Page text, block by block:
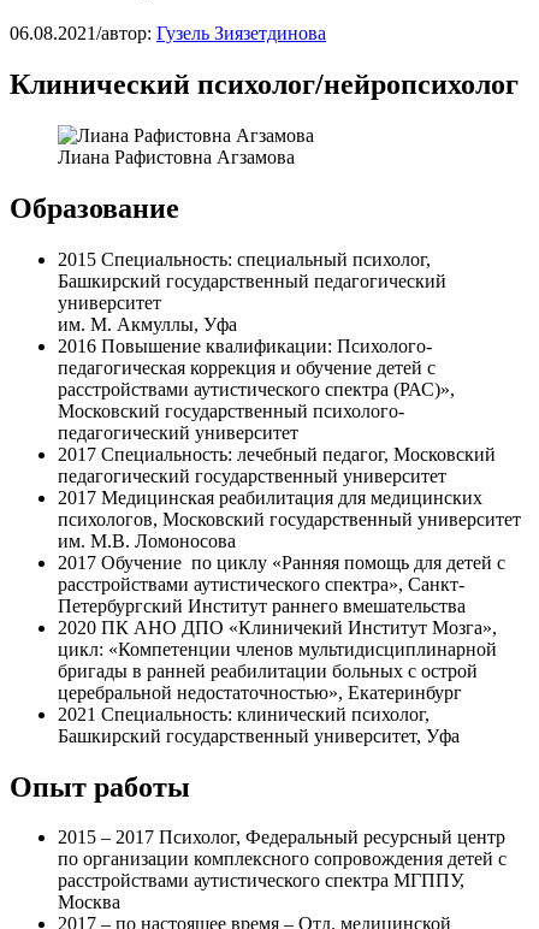
06.08.2021/автор: Гузель Зиязетдинова
Клинический психолог/нейропсихолог
Лиана Рафистовна Агзамова
Образование
2015 Специальность: специальный психолог,
Башкирский государственный педагогический
университет
им. М. Акмуллы, Уфа
2016 Повышение квалификации: Психолого-
педагогическая коррекция и обучение детей с
расстройствами аутистического спектра (РАС)»,
Московский государственный психолого-
педагогический университет
2017 Специальность: лечебный педагог, Московский
педагогический государственный университет
2017 Медицинская реабилитация для медицинских
психологов, Московский государственный университет
им. М.В. Ломоносова
2017 Обучение по циклу «Ранняя помощь для детей с
расстройствами аутистического спектра», Санкт-
Петербургский Институт раннего вмешательства
2020 ПК АНО ДПО «Клиничекий Институт Мозга»,
цикл: «Компетенции членов мультидисциплинарной
бригады в ранней реабилитации больных с острой
церебральной недостаточностью», Екатеринбург
2021 Специальность: клинический психолог,
Башкирский государственный университет, Уфа
Опыт работы
2015 – 2017 Психолог, Федеральный ресурсный центр
по организации комплексного сопровождения детей с
расстройствами аутистического спектра МГППУ,
Москва
2017 – по настоящее время – Отд. медицинской